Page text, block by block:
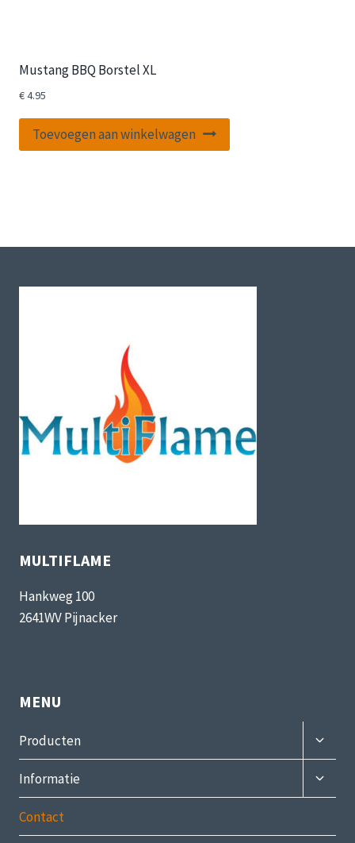
Mustang BBQ Borstel XL
€4.95
Toevoegen aan winkelwagen
MULTIFLAME
Hankweg 100
2641WV Pijnacker
MENU
Producten
Informatie
Contact